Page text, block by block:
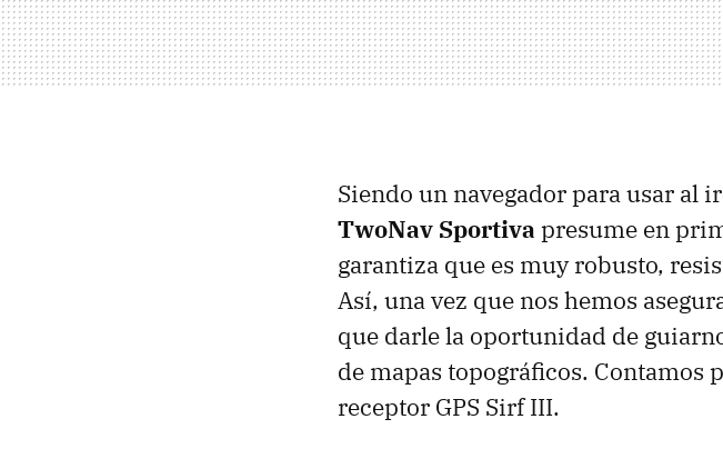
Siendo un navegador para usar al
TwoNav Sportiva presume en
garantiza que es muy robusto,
Así, una vez que nos hemos
que darle la oportunidad de
de mapas topográficos.
receptor GPS SirfIII.